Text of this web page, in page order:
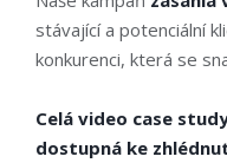
stávající a potenciální
konkurenci, která se
Celá video case
dostupná ke